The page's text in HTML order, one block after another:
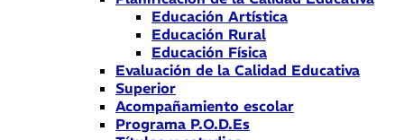
Educación Artística
Educación Rural
Educación Física
Evaluación de la Calidad Educativa
Superior
Acompañamiento escolar
Programa P.O.D.Es